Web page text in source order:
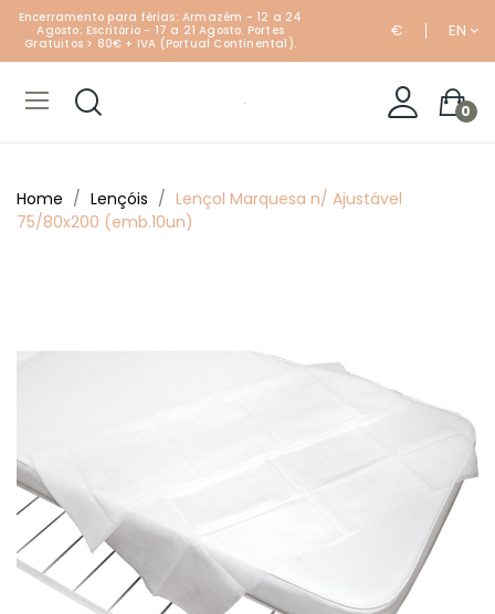
Encerramento para férias: Armazém - 12 a 24
Agosto; Escritório - 17 a 21 Agosto. Portes
Gratuitos > 80€ + IVA (Portual Continental).
€ EN
0
Home Lençóis
Lençol Marquesa n/ Ajustável
75/80x200 (emb.10un)